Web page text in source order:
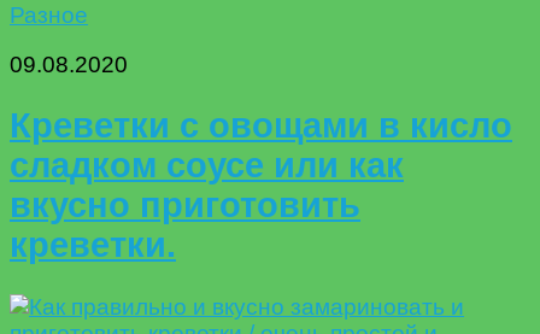
Разное
09.08.2020
Креветки с овощами в кисло
сладком соусе или как
вкусно приготовить
креветки.